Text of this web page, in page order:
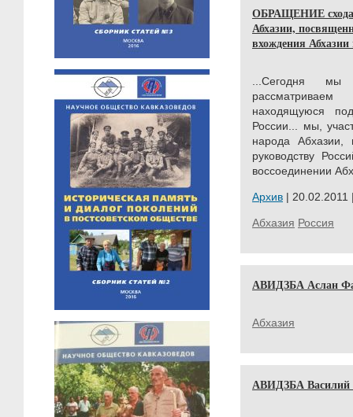
ОБРАЩЕНИЕ схода
Абхазии,
вхождения Абхазии
...Сегодня мы
находящуюся
России... мы,
народа
руководству
воссоединении
Архив | 20.02.2011
Абхазия Россия
АВИДЗБА Аслан
Абхазия
АВИДЗБА